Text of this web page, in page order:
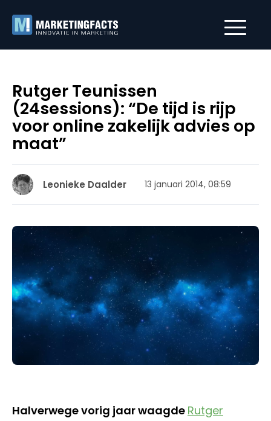
Rutger Teunissen
(24sessions): “De tijd is rijp
voor online zakelijk advies op
maat”
Leonieke Daalder 13 januari 2014, 08:59
Halverwege vorig jaar waagde Rutger